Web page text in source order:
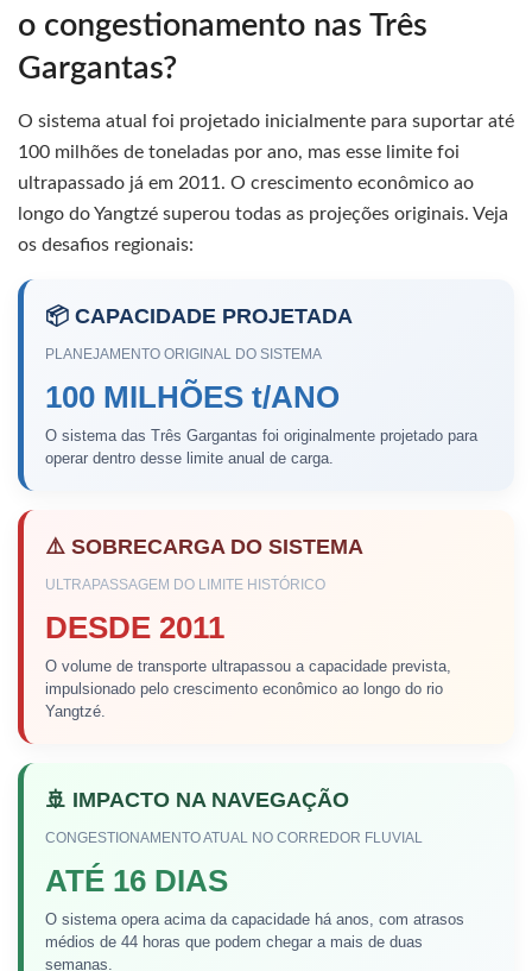
o congestionamento nas Três
Gargantas?
O sistema atual foi projetado inicialmente para suportar até
100 milhões de toneladas por ano, mas esse limite foi
ultrapassado já em 2011. O crescimento econômico ao
longo do Yangtzé superou todas as projeções originais. Veja
os desafios regionais:
📦 CAPACIDADE PROJETADA
PLANEJAMENTO ORIGINAL DO SISTEMA
100 MILHÕES t/ANO
O sistema das Três Gargantas foi originalmente projetado para
operar dentro desse limite anual de carga.
⚠️ SOBRECARGA DO SISTEMA
ULTRAPASSAGEM DO LIMITE HISTÓRICO
DESDE 2011
O volume de transporte ultrapassou a capacidade prevista,
impulsionado pelo crescimento econômico ao longo do rio
Yangtzé.
🚢 IMPACTO NA NAVEGAÇÃO
CONGESTIONAMENTO ATUAL NO CORREDOR FLUVIAL
ATÉ 16 DIAS
O sistema opera acima da capacidade há anos, com atrasos
médios de 44 horas que podem chegar a mais de duas
semanas.